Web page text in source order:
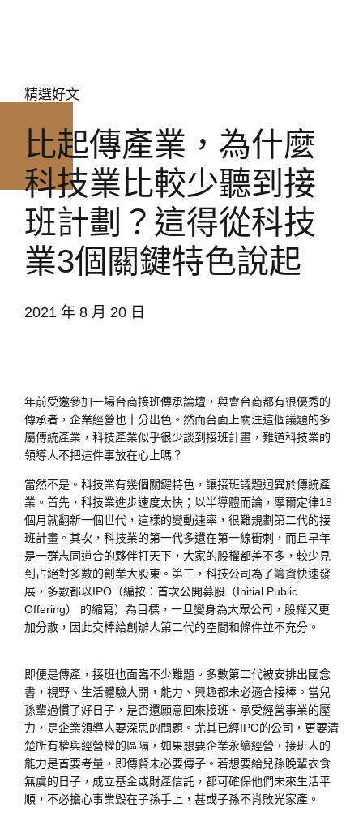
精選好文
比起傳產業，為什麼
科技業比較少聽到接
班計劃？這得從科技
業3個關鍵特色說起
2021 年 8 月 20 日
年前受邀參加一場台商接班傳承論壇，與會台商都有很優秀的
傳承者，企業經營也十分出色。然而台面上關注這個議題的多
屬傳統產業，科技產業似乎很少談到接班計畫，難道科技業的
領導人不把這件事放在心上嗎？
當然不是。科技業有幾個關鍵特色，讓接班議題迥異於傳統產
業。首先，科技業進步速度太快；以半導體而論，摩爾定律18
個月就翻新一個世代，這樣的變動速率，很難規劃第二代的接
班計畫。其次，科技業的第一代多還在第一線衝刺，而且早年
是一群志同道合的夥伴打天下，大家的股權都差不多，較少見
到占絕對多數的創業大股東。第三，科技公司為了籌資快速發
展，多數都以IPO（編按：首次公開募股（Initial Public
Offering） 的縮寫）為目標，一旦變身為大眾公司，股權又更
加分散，因此交棒給創辦人第二代的空間和條件並不充分。
即便是傳產，接班也面臨不少難題。多數第二代被安排出國念
書，視野、生活體驗大開，能力、興趣都未必適合接棒。當兒
孫輩過慣了好日子，是否還願意回來接班、承受經營事業的壓
力，是企業領導人要深思的問題。尤其已經IPO的公司，更要清
楚所有權與經營權的區隔，如果想要企業永續經營，接班人的
能力是首要考量，即傳賢未必要傳子。若想要給兒孫晚輩衣食
無虞的日子，成立基金或財產信託，都可確保他們未來生活平
順，不必擔心事業毀在子孫手上，甚或子孫不肖敗光家產。